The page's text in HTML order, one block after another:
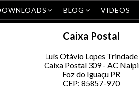
BLOG VIDEOS
Caixa Postal
Luís Otávio Lopes Trindade
Caixa Postal 309 - AC Naipi
Foz do Iguaçu PR
CEP: 85857-970